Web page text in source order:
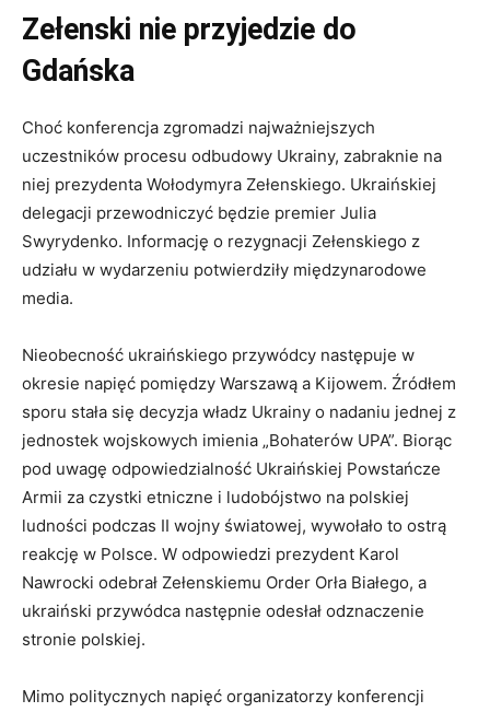
Zełenski nie przyjedzie do
Gdańska
Choć konferencja zgromadzi najważniejszych
uczestników procesu odbudowy Ukrainy, zabraknie na
niej prezydenta Wołodymyra Zełenskiego. Ukraińskiej
delegacji przewodniczyć będzie premier Julia
Swyrydenko. Informację o rezygnacji Zełenskiego z
udziału w wydarzeniu potwierdziły międzynarodowe
media.
Nieobecność ukraińskiego przywódcy następuje w
okresie napięć pomiędzy Warszawą a Kijowem. Źródłem
sporu stała się decyzja władz Ukrainy o nadaniu jednej z
jednostek wojskowych imienia „Bohaterów UPA”. Biorąc
pod uwagę odpowiedzialność Ukraińskiej Powstańcze
Armii za czystki etniczne i ludobójstwo na polskiej
ludności podczas II wojny światowej, wywołało to ostrą
reakcję w Polsce. W odpowiedzi prezydent Karol
Nawrocki odebrał Zełenskiemu Order Orła Białego, a
ukraiński przywódca następnie odesłał odznaczenie
stronie polskiej.
Mimo politycznych napięć organizatorzy konferencji